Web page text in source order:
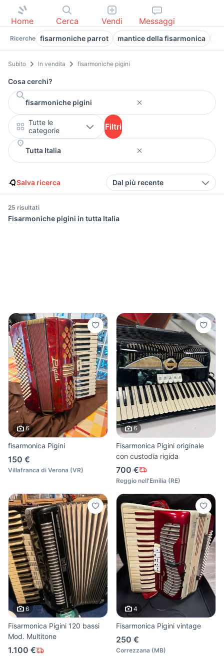
Home Cerca Vendi Messaggi
Ricerche fisarmoniche parrot mantice della fisarmonica
Subito In vendita fisarmoniche pigini
Cosa cerchi?
Tutte le
categorie
Filtri
Salva ricerca Dal più recente
25 risultati
Fisarmoniche pigini in tutta Italia
6
fisarmonica Pigini
150 €
Villafranca di Verona (VR)
6
Fisarmonica Pigini originale
con custodia rigida
700 €
Reggio nell'Emilia (RE)
6
Fisarmonica Pigini 120 bassi
Mod. Multitone
1.100 €
4
Fisarmonica Pigini vintage
250 €
Correzzana (MB)